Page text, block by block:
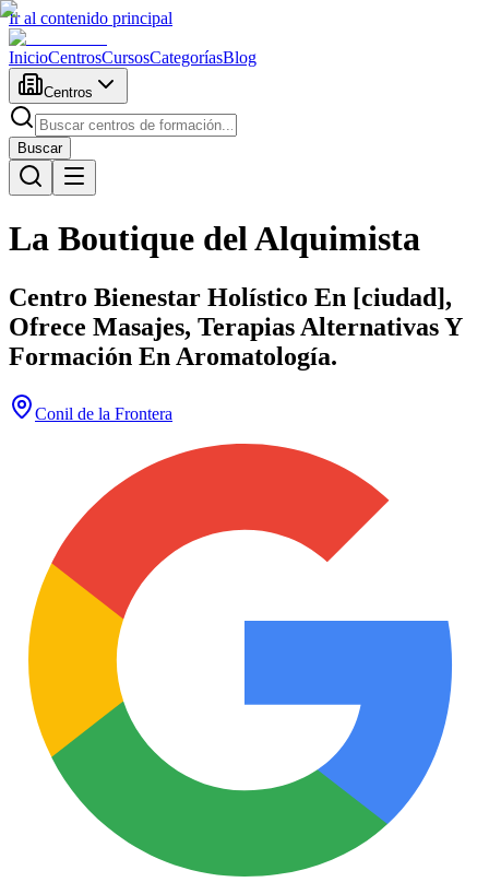
Ir al contenido principal
InicioCentrosCursosCategoríasBlog
Centros
Buscar
La Boutique del Alquimista
Centro Bienestar Holístico En [ciudad],
Ofrece Masajes, Terapias Alternativas Y
Formación En Aromatología.
Conil de la Frontera